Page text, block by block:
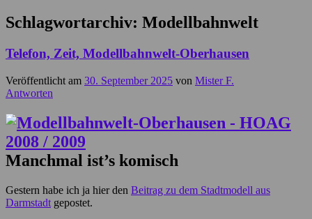
Schlagwortarchiv: Modellbahnwelt
Telefon, Zeit, Modellbahnwelt-Oberhausen
Veröffentlicht am 30. September 2025 von Mister F.
Antworten
Manchmal ist’s komisch
Gestern habe ich ja hier den Beitrag zu dem Stadtmodell aus
Darmstadt gepostet.